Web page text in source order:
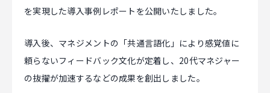
記事掲載
社長ブログ
を実現した導入事例レポートを公開いたしました。
導入後、マネジメントの「共通言語化」により感覚値に
頼らないフィードバック文化が定着し、20代マネジャー
の抜擢が加速するなどの成果を創出しました。